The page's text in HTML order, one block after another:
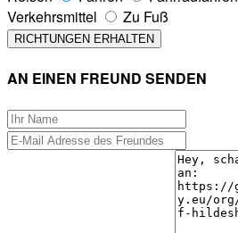
Verkehrsmittel
Zu Fuß
AN EINEN FREUND SENDEN